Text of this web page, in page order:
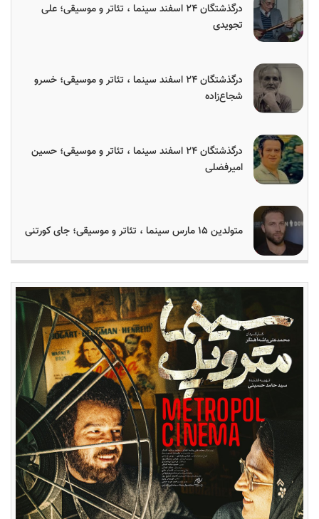
درگذشتگان ۲۴ اسفند سینما ، تئاتر و موسیقی؛ علی
تجویدی
درگذشتگان ۲۴ اسفند سینما ، تئاتر و موسیقی؛ خسرو
شجاع‌زاده
درگذشتگان ۲۴ اسفند سینما ، تئاتر و موسیقی؛ حسین
امیرفضلی
متولدین ۱۵ مارس سینما ، تئاتر و موسیقی؛ جای کورتنی